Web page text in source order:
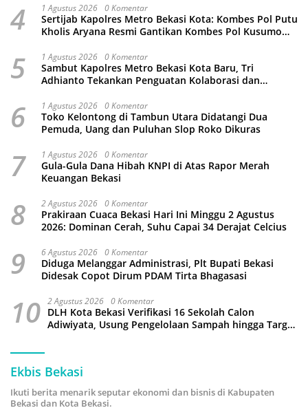
4 1 Agustus 2026 0 Komentar
Sertijab Kapolres Metro Bekasi Kota: Kombes Pol Putu
Kholis Aryana Resmi Gantikan Kombes Pol Kusumo
5 1 Agustus 2026 0 Komentar
Sambut Kapolres Metro Bekasi Kota Baru, Tri
Adhianto Tekankan Penguatan Kolaborasi dan
6 1 Agustus 2026 0 Komentar
Toko Kelontong di Tambun Utara Didatangi Dua
Pemuda, Uang dan Puluhan Slop Roko Dikuras
7 1 Agustus 2026 0 Komentar
Gula-Gula Dana Hibah KNPI di Atas Rapor Merah
Keuangan Bekasi
8 2 Agustus 2026 0 Komentar
Prakiraan Cuaca Bekasi Hari Ini Minggu 2 Agustus
2026: Dominan Cerah, Suhu Capai 34 Derajat Celcius
9 6 Agustus 2026 0 Komentar
Diduga Melanggar Administrasi, Plt Bupati Bekasi
Didesak Copot Dirum PDAM Tirta Bhagasasi
10 2 Agustus 2026 0 Komentar
DLH Kota Bekasi Verifikasi 16 Sekolah Calon
Adiwiyata, Usung Pengelolaan Sampah hingga Target
Ekbis Bekasi
Ikuti berita menarik seputar ekonomi dan bisnis di Kabupaten
Bekasi dan Kota Bekasi.